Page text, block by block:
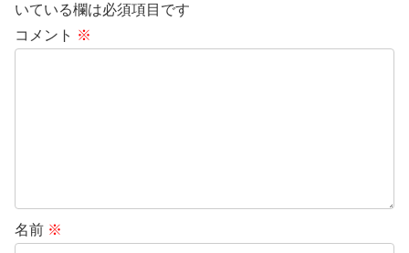
いている欄は必須項目です
コメント ※
名前 ※